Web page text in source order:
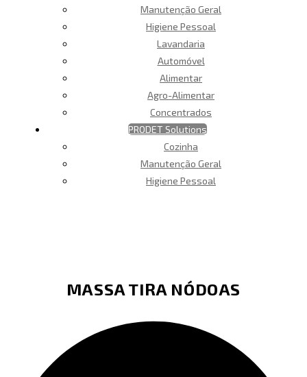
Manutenção Geral
Higiene Pessoal
Lavandaria
Automóvel
Alimentar
Agro-Alimentar
Concentrados
PRODET Solutions
Cozinha
Manutenção Geral
Higiene Pessoal
MASSA TIRA NÓDOAS